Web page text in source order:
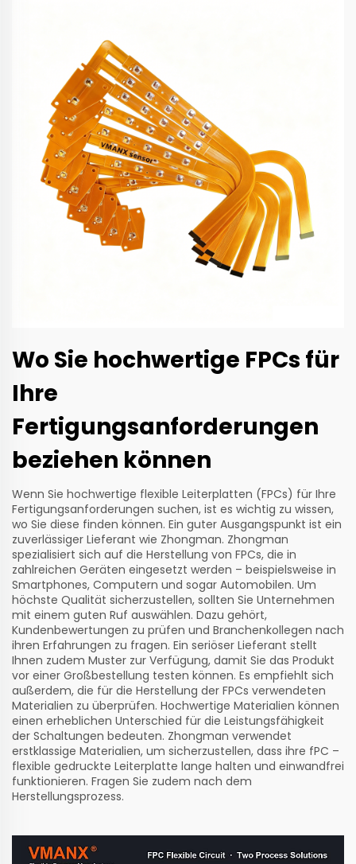
Wo Sie hochwertige FPCs für
Ihre
Fertigungsanforderungen
beziehen können
Wenn Sie hochwertige flexible Leiterplatten (FPCs) für Ihre
Fertigungsanforderungen suchen, ist es wichtig zu wissen,
wo Sie diese finden können. Ein guter Ausgangspunkt ist ein
zuverlässiger Lieferant wie Zhongman. Zhongman
spezialisiert sich auf die Herstellung von FPCs, die in
zahlreichen Geräten eingesetzt werden – beispielsweise in
Smartphones, Computern und sogar Automobilen. Um
höchste Qualität sicherzustellen, sollten Sie Unternehmen
mit einem guten Ruf auswählen. Dazu gehört,
Kundenbewertungen zu prüfen und Branchenkollegen nach
ihren Erfahrungen zu fragen. Ein seriöser Lieferant stellt
Ihnen zudem Muster zur Verfügung, damit Sie das Produkt
vor einer Großbestellung testen können. Es empfiehlt sich
außerdem, die für die Herstellung der FPCs verwendeten
Materialien zu überprüfen. Hochwertige Materialien können
einen erheblichen Unterschied für die Leistungsfähigkeit
der Schaltungen bedeuten. Zhongman verwendet
erstklassige Materialien, um sicherzustellen, dass ihre fPC –
flexible gedruckte Leiterplatte lange halten und einwandfrei
funktionieren. Fragen Sie zudem nach dem
Herstellungsprozess.